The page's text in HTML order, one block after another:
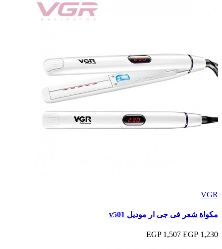
VGR
مكواة شعر فى جى ار موديل v501
1,230 EGP
1,507 EGP